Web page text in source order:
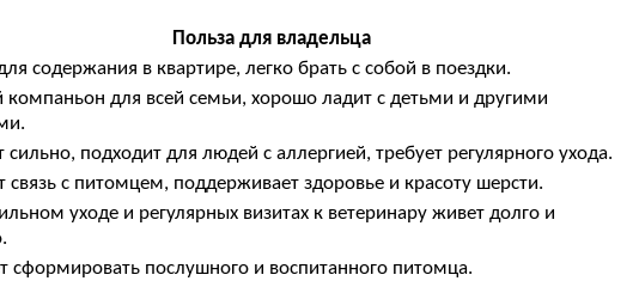
Польза для владельца
содержания в квартире, легко брать с собой в поездки.
компаньон для всей семьи, хорошо ладит с детьми и другими
сильно, подходит для людей с аллергией, требует регулярного ухода.
связь с питомцем, поддерживает здоровье и красоту шерсти.
уходе и регулярных визитах к ветеринару живет долго и
сформировать послушного и воспитанного питомца.